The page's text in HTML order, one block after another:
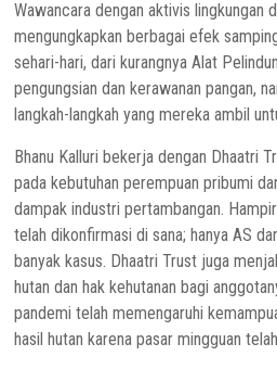
Wawancara dengan aktivis lingkungan
mengungkapkan berbagai efek
sehari-hari, dari kurangnya Alat
pengungsian dan kerawanan pangan,
langkah-langkah yang mereka ambil
Bhanu Kalluri bekerja dengan Dhaatri
pada kebutuhan perempuan pribumi
dampak industri pertambangan.
telah dikonfirmasi di sana; hanya AS
banyak kasus. Dhaatri Trust juga
hutan dan hak kehutanan bagi
pandemi telah memengaruhi
hasil hutan karena pasar mingguan